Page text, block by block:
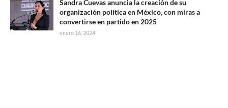
Sandra Cuevas anuncia la creación de su
organización política en México, con miras a
convertirse en partido en 2025
enero 16, 2024